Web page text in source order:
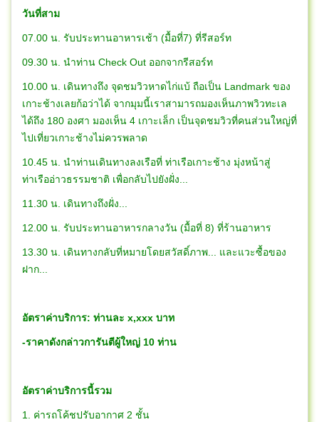
วันที่สาม
07.00 น. รับประทานอาหารเช้า (มื้อที่7) ที่รีสอร์ท
09.30 น. นำท่าน Check Out ออกจากรีสอร์ท
10.00 น. เดินทางถึง จุดชมวิวหาดไก่แบ้ ถือเป็น Landmark ของ
เกาะช้างเลยก้อว่าได้ จากมุมนี้เราสามารถมองเห็นภาพวิวทะเล
ได้ถึง 180 องศา มองเห็น 4 เกาะเล็ก เป็นจุดชมวิวที่คนส่วนใหญ่ที่
ไปเที่ยวเกาะช้างไม่ควรพลาด
10.45 น. นำท่านเดินทางลงเรือที่ ท่าเรือเกาะช้าง มุ่งหน้าสู่
ท่าเรืออ่าวธรรมชาติ เพื่อกลับไปยังฝั่ง...
11.30 น. เดินทางถึงฝั่ง...
12.00 น. รับประทานอาหารกลางวัน (มื้อที่ 8) ที่ร้านอาหาร
13.30 น. เดินทางกลับที่หมายโดยสวัสดิ์ภาพ... และแวะซื้อของ
ฝาก...
อัตราค่าบริการ: ท่านละ x,xxx บาท
-ราคาดังกล่าวการันตีผู้ใหญ่ 10 ท่าน
อัตราค่าบริการนี้รวม
1. ค่ารถโค้ชปรับอากาศ 2 ชั้น